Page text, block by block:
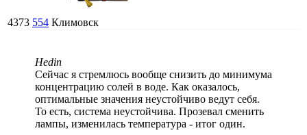
4373 554 Климовск
Hedin
Сейчас я стремлюсь вообще снизить до минимума
концентрацию солей в воде. Как оказалось,
оптимальные значения неустойчиво ведут себя.
То есть, система неустойчива. Прозевал сменить
лампы, изменилась температура - итог один.